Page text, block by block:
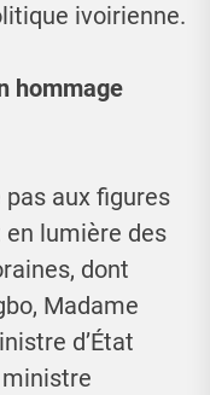
ivoirienne.
hommage
aux figures
lumière des
dont
Madame
d’État
ministre